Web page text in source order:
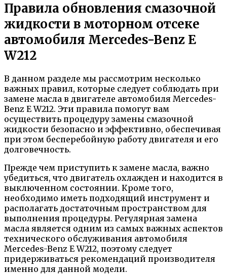
Правила обновления смазочной
жидкости в моторном отсеке
автомобиля Mercedes-Benz E
W212
В данном разделе мы рассмотрим несколько
важных правил, которые следует соблюдать при
замене масла в двигателе автомобиля Mercedes-
Benz E W212. Эти правила помогут вам
осуществить процедуру замены смазочной
жидкости безопасно и эффективно, обеспечивая
при этом бесперебойную работу двигателя и его
долговечность.
Прежде чем приступить к замене масла, важно
убедиться, что двигатель охлажден и находится в
выключенном состоянии. Кроме того,
необходимо иметь подходящий инструмент и
располагать достаточным пространством для
выполнения процедуры. Регулярная замена
масла является одним из самых важных аспектов
технического обслуживания автомобиля
Mercedes-Benz E W212, поэтому следует
придерживаться рекомендаций производителя
именно для данной модели.